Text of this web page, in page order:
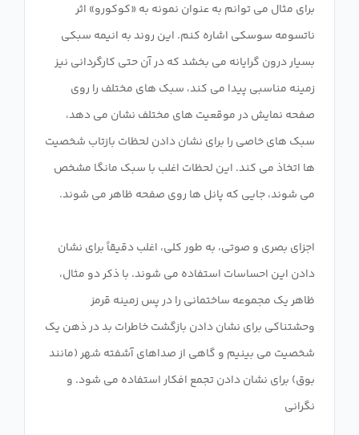
برای مثال می توانم به عنوان نمونه به «کوکورو» اثر
ناتسومه سوسکی اشاره کنم. این روند به انیمه سبکی
بسیار درون گرایانه می بخشد که در آن حتی کارگردانی نیز
زمینه مناسبی پیدا می کند، سبک های مختلف را روی
صفحه نمایش در موقعیت های مختلف نشان می دهد،
سبک های خاصی را برای نشان دادن لحظات بازتاب شخصیت
ها اتخاذ می کند. این لحظات اغلب با سبک مانگا مشخص
اجزای بصری و صوتی، به طور کلی، اغلب دقیقاً برای نشان
دادن این احساسات استفاده می شوند. با ذکر دو مثال،
ظاهر یک مجموعه ساختمانی را در پس زمینه قرمز
وحشتناکی برای نشان دادن بازگشت خاطرات بد در ذهن یک
شخصیت می بینیم و گاهی از صداهای آشفته شهر (مانند
بوق) برای نشان دادن تجمع افکار استفاده می شود. و